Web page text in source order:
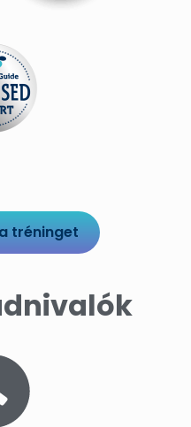
tréninget